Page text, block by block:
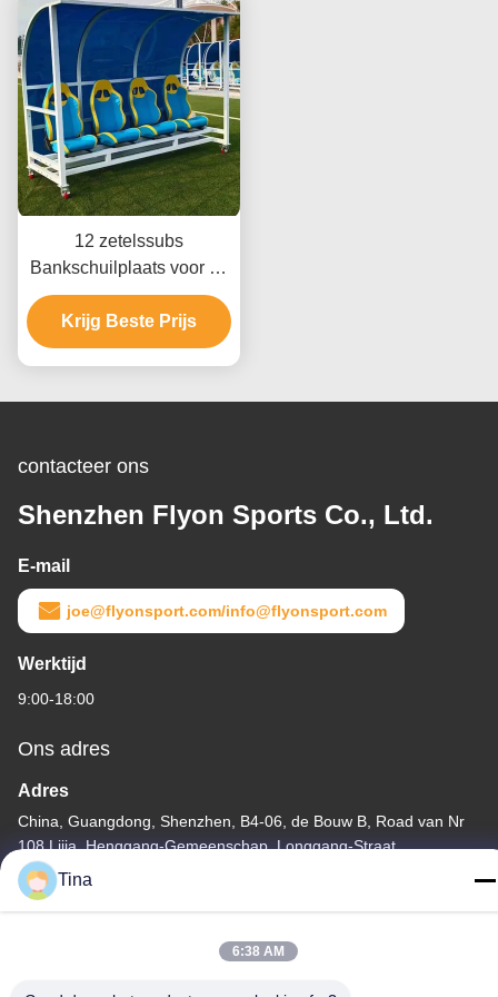
12 zetelssubs
Bankschuilplaats voor de
Voetbalclub van het
Schoolstadion
Krijg Beste Prijs
contacteer ons
Shenzhen Flyon Sports Co., Ltd.
E-mail
joe@flyonsport.com/info@flyonsport.com
Werktijd
9:00-18:00
Ons adres
Adres
China, Guangdong, Shenzhen, B4-06, de Bouw B, Road van Nr
108 Lijia, Henggang-Gemeenschap, Longgang-Straat
Tel. Tina
6:38 AM